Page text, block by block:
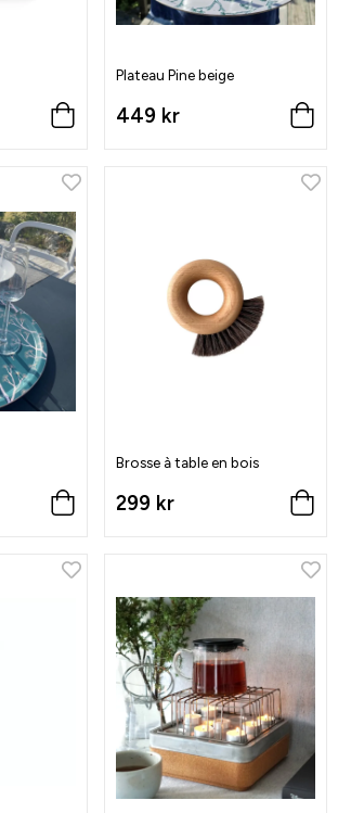
Plateau Pine beige
449 kr
Brosse à table en bois
299 kr